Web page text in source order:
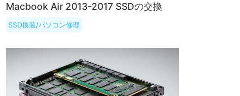
Macbook Air 2013-2017 SSDの交換
SSD換装/パソコン修理